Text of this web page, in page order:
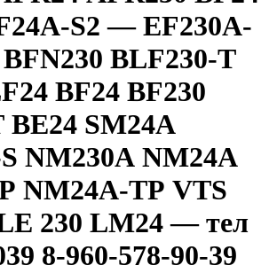
S2 — EF230А-
ВLF230-Т
ВF24 ВF230
ВЕ24 SМ24А
NМ230А NМ24А
NМ24А-ТР VТS
230 LМ24 — тел
8-960-578-90-39